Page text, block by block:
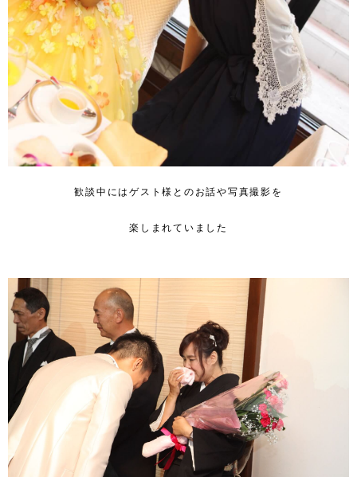
歓談中にはゲスト様とのお話や写真撮影を
楽しまれていました